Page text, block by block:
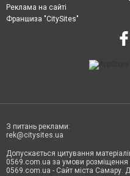
Реклама на сайті
Франшиза "CitySites"
З питань реклами:
rek@citysites.ua
Допускається цитування
0569.com.ua за умови розміщення
0569.com.ua - Сайт міста Самару.